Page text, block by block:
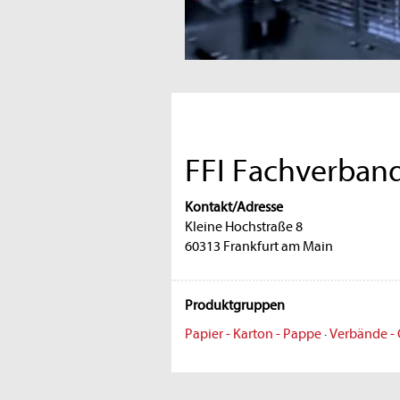
FFI
Kontakt/Adresse
Kleine Hochstraße 8
60313 Frankfurt am Main
Produktgruppen
Papier - Karton - Pappe·Verbände -